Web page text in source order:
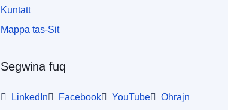
Kuntatt
Mappa tas-Sit
Segwina fuq
LinkedIn Facebook YouTube Oħrajn